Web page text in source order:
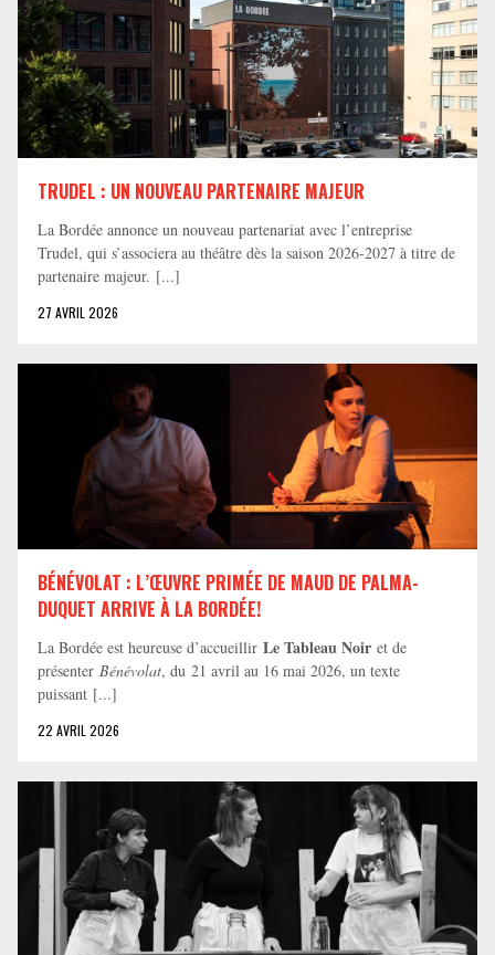
TRUDEL : UN NOUVEAU PARTENAIRE MAJEUR
La Bordée annonce un nouveau partenariat avec l’entreprise
Trudel, qui s’associera au théâtre dès la saison 2026-2027 à titre de
partenaire majeur. [...]
27 AVRIL 2026
BÉNÉVOLAT : L’ŒUVRE PRIMÉE DE MAUD DE PALMA-
DUQUET ARRIVE À LA BORDÉE!
La Bordée est heureuse d’accueillir Le Tableau Noir et de
présenter Bénévolat, du 21 avril au 16 mai 2026, un texte
puissant [...]
22 AVRIL 2026